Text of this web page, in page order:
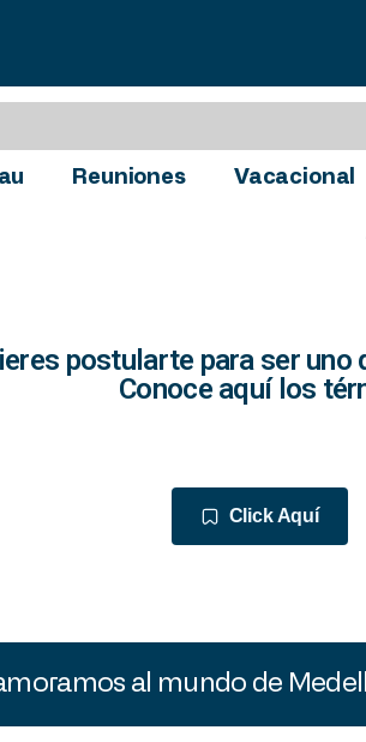
Reuniones Vacacional
postularte para ser uno
Conoce aquí los
Click Aquí
al mundo de